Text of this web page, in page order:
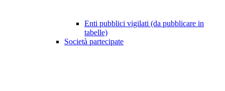
Enti pubblici vigilati (da pubblicare in
tabelle)
Società partecipate